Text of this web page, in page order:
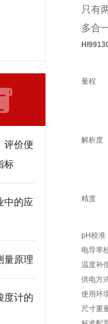
评价便
标
中的应
量原理
度计的
只有
多合
量程
解析度
精度
pH校准
电导率
温度补
供电方
使用环
尺寸重